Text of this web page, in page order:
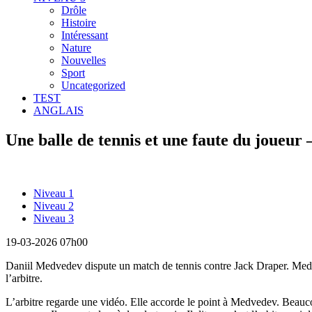
Drôle
Histoire
Intéressant
Nature
Nouvelles
Sport
Uncategorized
TEST
ANGLAIS
Une balle de tennis et une faute du joueur
Niveau 1
Niveau 2
Niveau 3
19-03-2026 07h00
Daniil Medvedev dispute un match de tennis contre Jack Draper.
l’arbitre.
L’arbitre regarde une vidéo. Elle accorde le point à Medvedev.